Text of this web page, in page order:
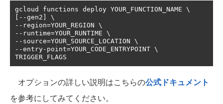
[--gen2
-- region=
-- runtime=
-- source=
--entry- point=YOUR_CODE_ENTRYPOINT \
TRIGGER_FLAGS
オプションの詳しい説明はこちらの公式ドキュメント
を参考にしてみてください。